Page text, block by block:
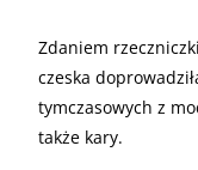
Zdaniem
czeska
tymczasowych z
także kary.